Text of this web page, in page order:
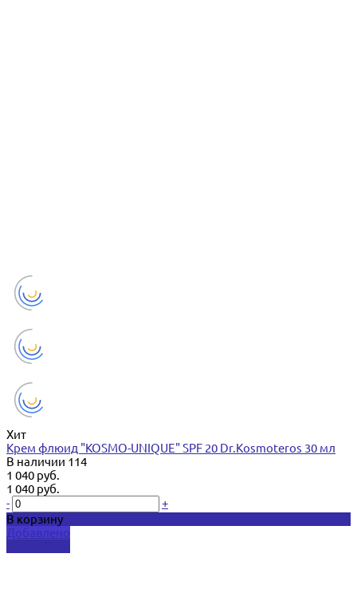
Хит
Крем флюид "KOSMO-UNIQUE" SPF 20 Dr.Kosmoteros 30 мл
В наличии 114
1 040 руб.
1 040 руб.
-
+
В корзину
Добавлено